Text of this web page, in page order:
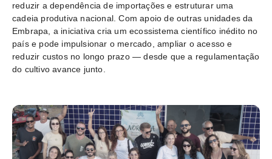
reduzir a dependência de importações e estruturar uma
cadeia produtiva nacional. Com apoio de outras unidades da
Embrapa, a iniciativa cria um ecossistema científico inédito no
país e pode impulsionar o mercado, ampliar o acesso e
reduzir custos no longo prazo — desde que a regulamentação
do cultivo avance junto.